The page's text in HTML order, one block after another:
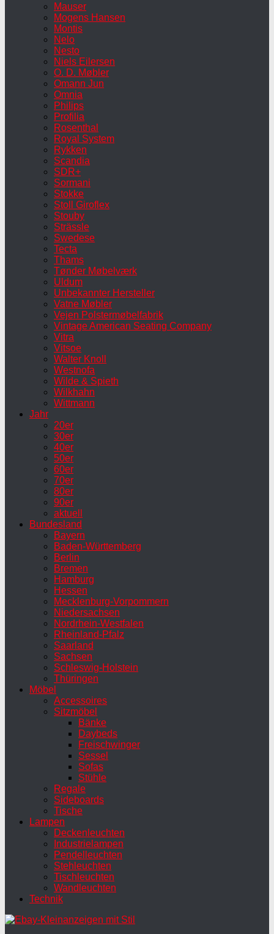
Mauser
Mogens Hansen
Montis
Nelo
Nesto
Niels Eilersen
O. D. Møbler
Omann Jun
Omnia
Philips
Profilia
Rosenthal
Royal System
Rykken
Scandia
SDR+
Sormani
Stokke
Stoll Giroflex
Stouby
Strässle
Swedese
Tecta
Thams
Tønder Møbelværk
Uldum
Unbekannter Hersteller
Vatne Møbler
Vejen Polstermøbelfabrik
Vintage American Seating Company
Vitra
Vitsoe
Walter Knoll
Westnofa
Wilde & Spieth
Wilkhahn
Wittmann
Jahr
20er
30er
40er
50er
60er
70er
80er
90er
aktuell
Bundesland
Bayern
Baden-Württemberg
Berlin
Bremen
Hamburg
Hessen
Mecklenburg-Vorpommern
Niedersachsen
Nordrhein-Westfalen
Rheinland-Pfalz
Saarland
Sachsen
Schleswig-Holstein
Thüringen
Möbel
Accessoires
Sitzmöbel
Bänke
Daybeds
Freischwinger
Sessel
Sofas
Stühle
Regale
Sideboards
Tische
Lampen
Deckenleuchten
Industrielampen
Pendelleuchten
Stehleuchten
Tischleuchten
Wandleuchten
Technik